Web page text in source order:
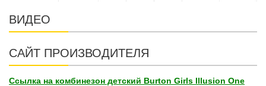
ВИДЕО
САЙТ ПРОИЗВОДИТЕЛЯ
Ссылка на комбинезон детский Burton Girls Illusion One